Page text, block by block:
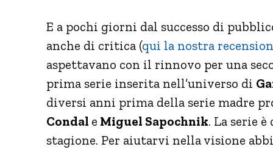
E a pochi giorni dal successo di
anche di critica (qui la nostra
aspettavano con il rinnovo per una
prima serie inserita nell’universo di
diversi anni prima della serie madre
Condal e Miguel Sapochnik. La serie
stagione. Per aiutarvi nella visione